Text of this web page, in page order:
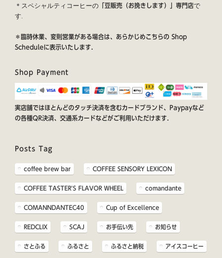
＊スペシャルティコーヒーの「豆販売（お挽きします）」専門店で
す.
＊臨時休業、変則営業がある場合は、あらかじめこちらの Shop
Scheduleに表示いたします.
Shop Payment
実店舗ではほとんどのタッチ決済を含むカードブランド、Paypayなど
の各種QR決済、交通系カードなどがご利用いただけます.
Posts Tag
coffee brew bar COFFEE SENSORY LEXICON
COFFEE TASTER'S FLAVOR WHEEL comandante
COMANNDANTEC40 Cup of Excellence
REDCLIX SCAJ お手伝い先 お知らせ
さとふる ふるさと ふるさと納税 アイスコーヒー